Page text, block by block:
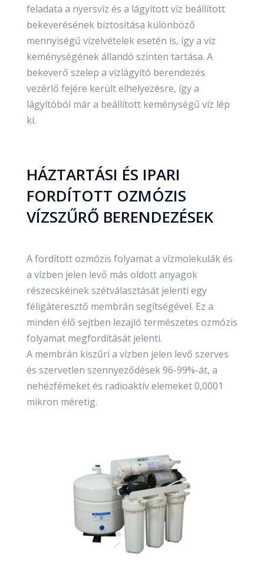
feladata a nyersvíz és a lágyított víz beállított
bekeverésének biztosítása különböző
mennyiségű vízelvételek esetén is, így a víz
keménységének állandó szinten tartása. A
bekeverő szelep a vízlágyító berendezés
vezérlő fejére került elhelyezésre, így a
lágyítóból már a beállított keménységű víz lép
ki.
HÁZTARTÁSI ÉS IPARI
FORDÍTOTT OZMÓZIS
VÍZSZŰRŐ BERENDEZÉSEK
A fordított ozmózis folyamat a vízmolekulák és
a vízben jelen levő más oldott anyagok
részecskéinek szétválasztását jelenti egy
féligáteresztő membrán segítségével. Ez a
minden élő sejtben lezajló természetes ozmózis
folyamat megfordítását jelenti.
A membrán kiszűri a vízben jelen levő szerves
és szervetlen szennyeződések 96-99%-át, a
nehézfémeket és radioaktív elemeket 0,0001
mikron méretig.